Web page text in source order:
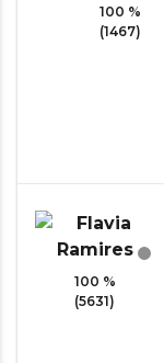
100 %
(1467)
100 %
(5631)